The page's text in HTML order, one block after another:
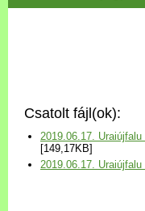
Választási
Versenyképes
Csatolt fájl(ok):
2019.06.17.
[149,17KB]
2019.06.17.